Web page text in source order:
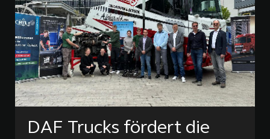
DAF Trucks fördert die